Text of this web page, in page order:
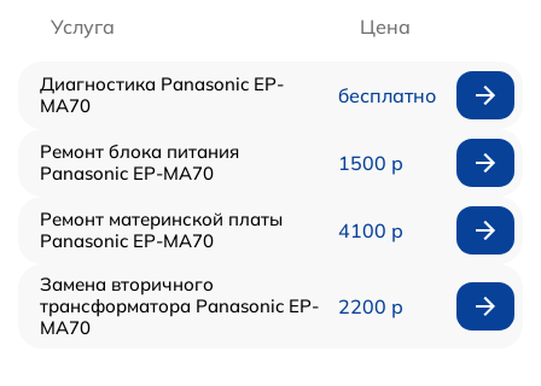
Услуга Цена
Диагностика Panasonic EP-
MA70
бесплатно
Ремонт блока питания
Panasonic EP-MA70
1500 р
Ремонт материнской платы
Panasonic EP-MA70
4100 р
Замена вторичного
трансформатора Panasonic EP-
MA70
2200 р